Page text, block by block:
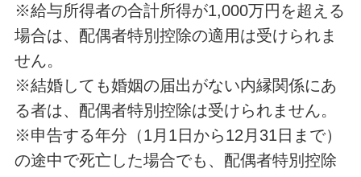
※給与所得者の合計所得が1,000万円を超える
場合は、配偶者特別控除の適用は受けられま
せん。
※結婚しても婚姻の届出がない内縁関係にあ
る者は、配偶者特別控除は受けられません。
※申告する年分（1月1日から12月31日まで）
の途中で死亡した場合でも、配偶者特別控除